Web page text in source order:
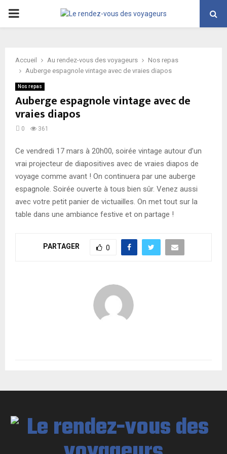
PRIMARY
Accueil Au rendez-vous des voyageurs
Nos repas
Auberge espagnole vintage avec de vraies diapos
Nos repas
Auberge espagnole vintage avec de
vraies diapos
0 361
Ce vendredi 17 mars à 20h00, soirée vintage autour d’un
vrai projecteur de diapositives avec de vraies diapos de
voyage comme avant ! On continuera par une auberge
espagnole. Soirée ouverte à tous bien sûr. Venez aussi
avec votre petit panier de victuailles. On met tout sur la
table dans une ambiance festive et on partage !
PARTAGER 0